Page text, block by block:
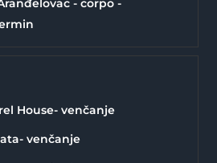
- corpo -
House- venčanje
venčanje